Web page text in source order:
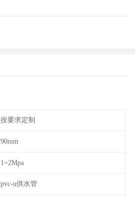
按要求定制
90mm
1~2Mpa
pvc-u供水管